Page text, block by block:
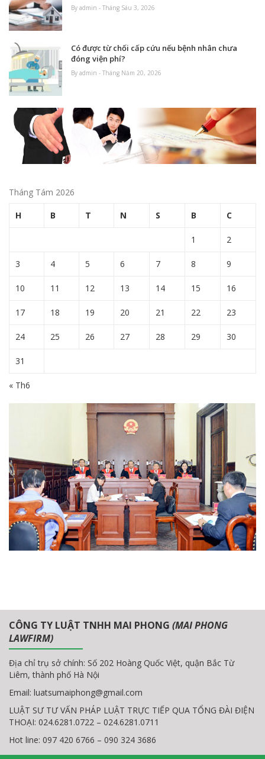
By admin - Tháng Sáu 3, 2026
Có được từ chối cấp cứu nếu bệnh nhân chưa
đóng viện phí?
By admin - Tháng Năm 20, 2026
Tháng Tám 2026
H B T N S B C
1 2
3 4 5 6 7 8 9
10 11 12 13 14 15 16
17 18 19 20 21 22 23
24 25 26 27 28 29 30
31
« Th6
CÔNG TY LUẬT TNHH MAI PHONG (MAI PHONG
LAWFIRM)
Địa chỉ trụ sở chính: Số 202 Hoàng Quốc Việt, quận Bắc Từ
Liêm, thành phố Hà Nội
Email: luatsumaiphong@gmail.com
LUẬT SƯ TƯ VẤN PHÁP LUẬT TRỰC TIẾP QUA TỔNG ĐÀI ĐIỆN
THOẠI: 024.6281.0722 – 024.6281.0711
Hot line: 097 420 6766 – 090 324 3686